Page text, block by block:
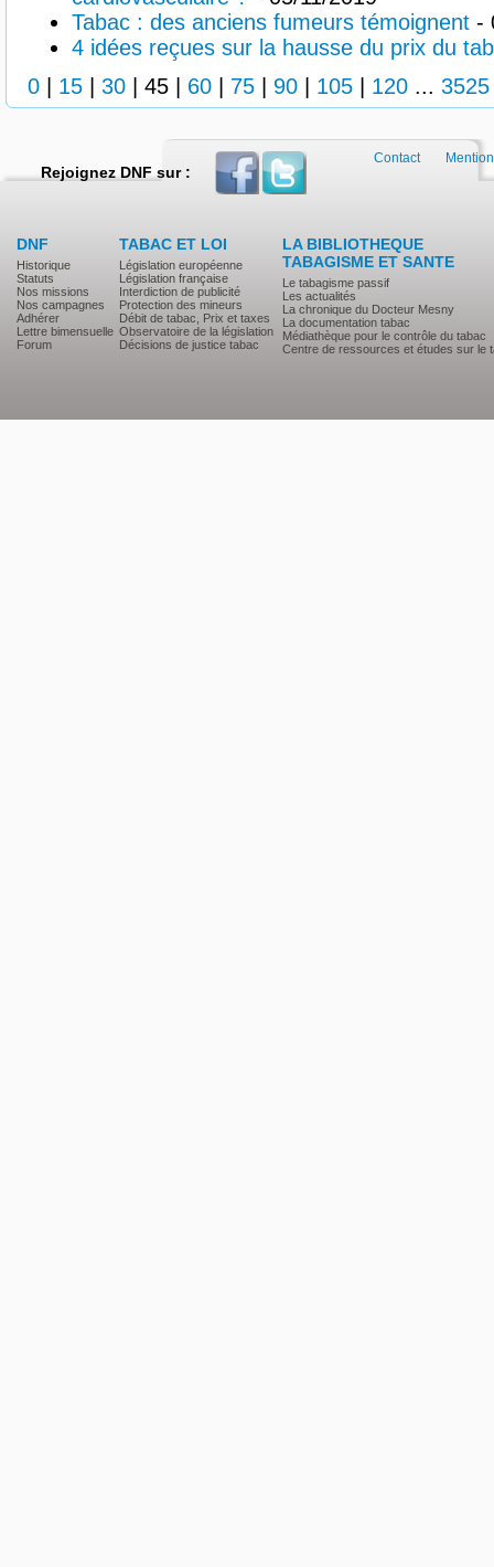
Tabac : des anciens fumeurs témoignent -
4 idées reçues sur la hausse du prix du
0
15 30 45 60 75 90 105 120 ... 3525
Rejoignez DNF sur :
DNF
Historique
Statuts
Nos missions
Nos campagnes
Adhérer
Lettre bimensuelle
Forum
TABAC ET LOI
Législation européenne
Législation française
Interdiction de publicité
Protection des mineurs
Débit de tabac, Prix et taxes
Observatoire de la législation
Décisions de justice tabac
LA BIBLIOTHEQUE
TABAGISME ET SANTE
Le tabagisme passif
Les actualités
La chronique du Docteur Mesny
La documentation tabac
Médiathèque pour le contrôle du tabac
Centre de ressources et études sur le
Contact